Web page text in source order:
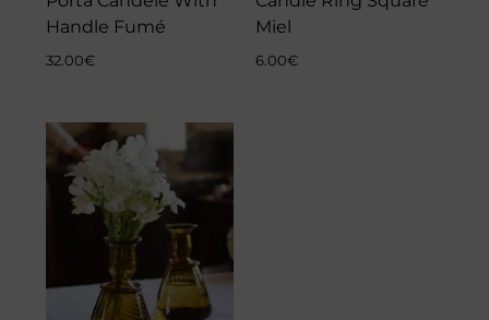
Handle Fumé
32.00€
Miel
6.00€